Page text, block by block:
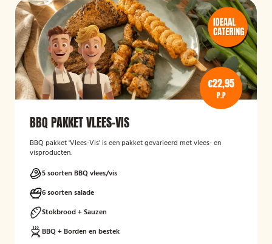
€22,95
P.P
BBQ PAKKET VLEES-VIS
BBQ pakket 'Vlees-Vis' is een pakket gevarieerd met vlees- en
visproducten.
5 soorten BBQ vlees/vis
6 soorten salade
Stokbrood + Sauzen
BBQ + Borden en bestek